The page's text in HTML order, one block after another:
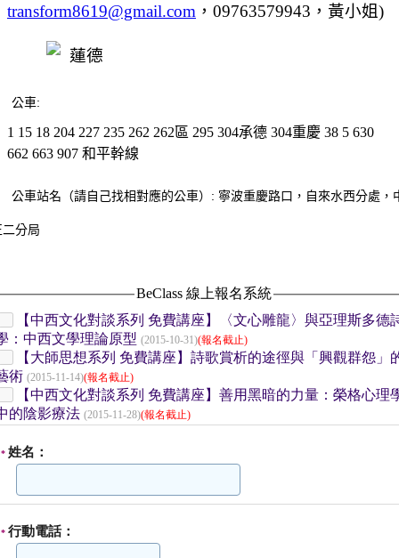
transform8619@gmail.com ，09763579943，黃小姐)
公車:
1 15 18 204 227 235 262 262區 295 304承德 304重慶 38 5 630
662 663 907 和平幹線
公車站名（請自己找相對應的公車）: 寧波重慶路口，自來水西分處，
二分局